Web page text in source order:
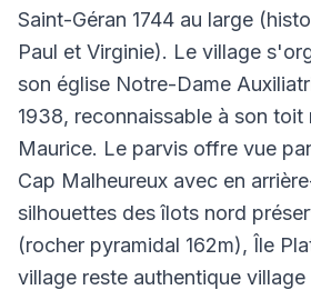
Saint-Géran 1744 au large
Paul et Virginie). Le village
son église Notre-Dame
1938, reconnaissable à son
Maurice. Le parvis offre vue
Cap Malheureux avec en
silhouettes des îlots nord
(rocher pyramidal 162m), Île
village reste authentique village